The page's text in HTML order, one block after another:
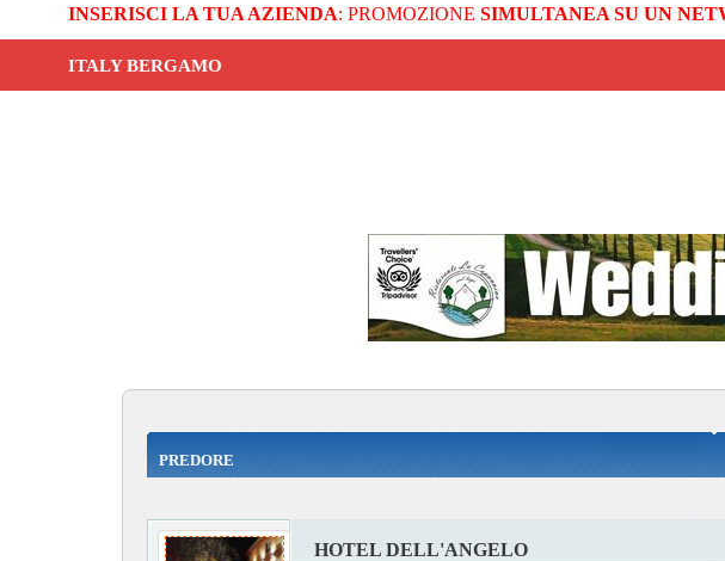
INSERISCI LA TUA AZIENDA: PROMOZIONE SIMULTANEA SU UN
ITALY BERGAMO
PREDORE
HOTEL DELL'ANGELO